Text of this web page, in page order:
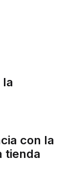
con la
tienda